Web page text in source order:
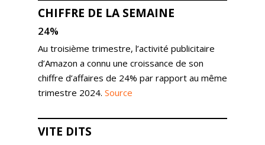
CHIFFRE DE LA SEMAINE
24%
Au troisième trimestre, l’activité publicitaire
d’Amazon a connu une croissance de son
chiffre d’affaires de 24% par rapport au même
trimestre 2024. Source
VITE DITS